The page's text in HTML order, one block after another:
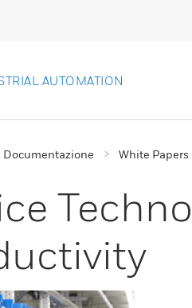
AUTOMATION
Documentazione White Papers